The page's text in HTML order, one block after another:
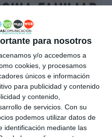
para nosotros
y/o accedemos a
cookies, y procesamos
únicos e información
para publicidad y contenido
y contenido,
de servicios. Con su
podemos utilizar datos de
identificación mediante las